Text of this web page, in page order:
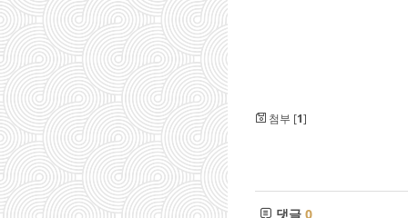
첨부 [1]
댓글 0